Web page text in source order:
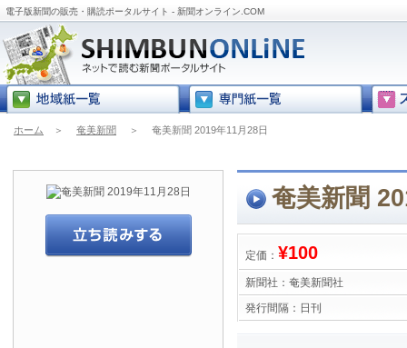
電子版新聞の販売・購読ポータルサイト - 新聞オンライン.COM
ホーム ＞ 奄美新聞 ＞ 奄美新聞 2019年11月28日
奄美新聞
定価： ¥100
新聞社： 奄美新聞社
発行間隔： 日刊